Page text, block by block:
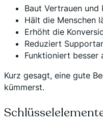
Baut Vertrauen
Hält die Menschen
Erhöht die
Reduziert
Funktioniert besser
Kurz gesagt, eine gute
kümmerst.